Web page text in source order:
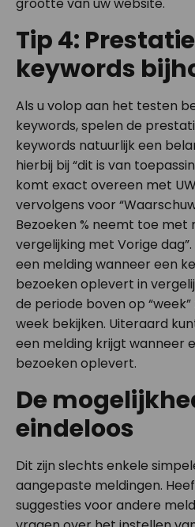
Tip 4:
keywords
Als u volop aan het testen
keywords, spelen de
keywords natuurlijk een
hierbij bij “dit is van
komt exact overeen met
vervolgens voor
Bezoeken % neemt toe met
vergelijking met Vorige
een melding wanneer een
bezoeken oplevert in
de periode boven op
week bekijken. Uiteraard
een melding krijgt wanneer
bezoeken oplevert.
De
eindeloos
Dit zijn slechts enkele
aangepaste meldingen.
suggesties voor andere